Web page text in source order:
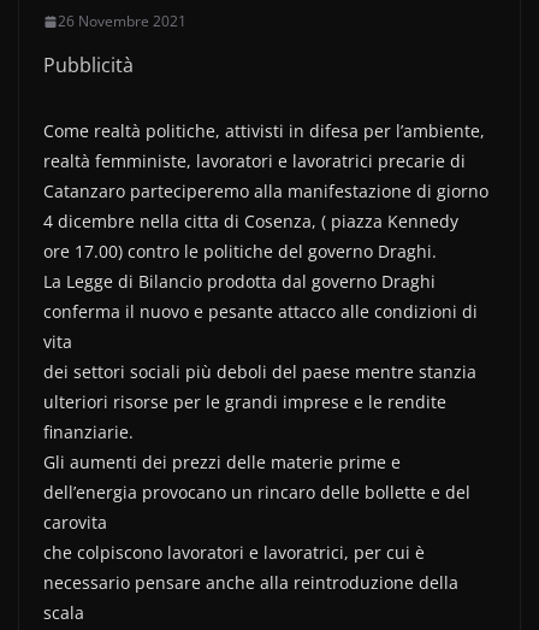
26 Novembre 2021
Pubblicità
Come realtà politiche, attivisti in difesa per l’ambiente,
realtà femministe, lavoratori e lavoratrici precarie di
Catanzaro parteciperemo alla manifestazione di giorno
4 dicembre nella citta di Cosenza, ( piazza Kennedy
ore 17.00) contro le politiche del governo Draghi.
La Legge di Bilancio prodotta dal governo Draghi
conferma il nuovo e pesante attacco alle condizioni di
vita
dei settori sociali più deboli del paese mentre stanzia
ulteriori risorse per le grandi imprese e le rendite
finanziarie.
Gli aumenti dei prezzi delle materie prime e
dell’energia provocano un rincaro delle bollette e del
carovita
che colpiscono lavoratori e lavoratrici, per cui è
necessario pensare anche alla reintroduzione della
scala